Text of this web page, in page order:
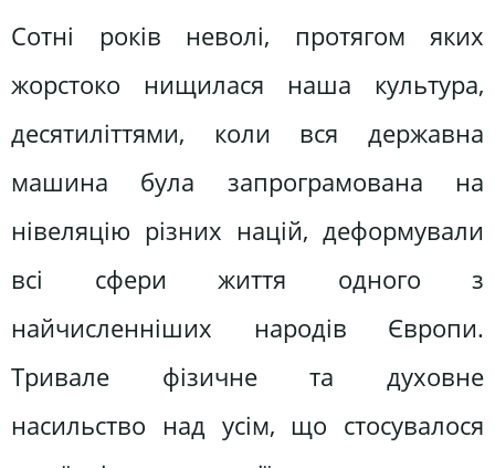
Сотні років неволі, протягом яких
жорстоко нищилася наша культура,
десятиліттями, коли вся державна
машина була запрограмована на
нівеляцію різних націй, деформували
всі сфери життя одного з
найчисленніших народів Європи.
Тривале фізичне та духовне
насильство над усім, що стосувалося